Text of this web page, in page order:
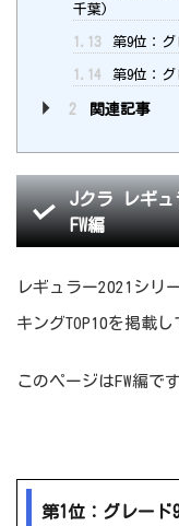
千葉)
1.13 第9位：
1.14 第9位：
2 関連記事
Jクラ レギュ
FW編
レギュラー2021シリ
キングTOP10を掲載し
このページはFW編です
第1位：グレー